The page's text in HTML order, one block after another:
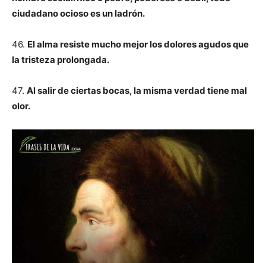
ciudadano ocioso es un ladrón.
46. El alma resiste mucho mejor los dolores agudos que
la tristeza prolongada.
47. Al salir de ciertas bocas, la misma verdad tiene mal
olor.